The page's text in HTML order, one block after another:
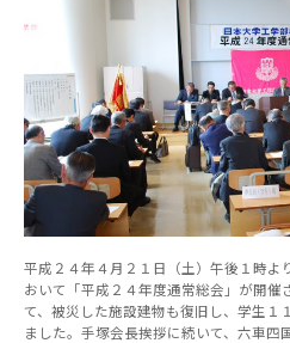
平成２４年４月２１日（土）午後１時よ
おいて「平成２４年度通常総会」が開催
て、被災した施設建物も復旧し、学生１
ました。手塚会長挨拶に続いて、六車四